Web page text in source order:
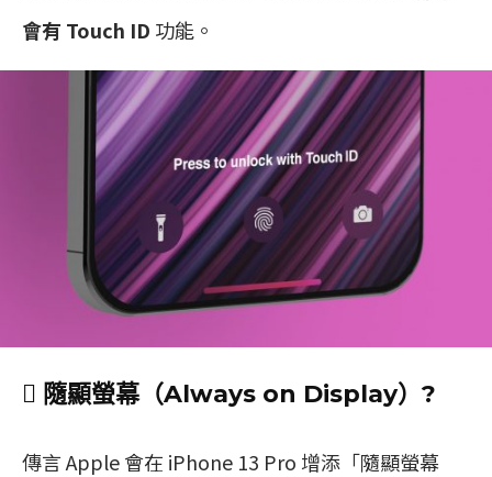
會有 Touch ID 功能。
 隨顯螢幕（Always on Display）?
傳言 Apple 會在 iPhone 13 Pro 增添「隨顯螢幕